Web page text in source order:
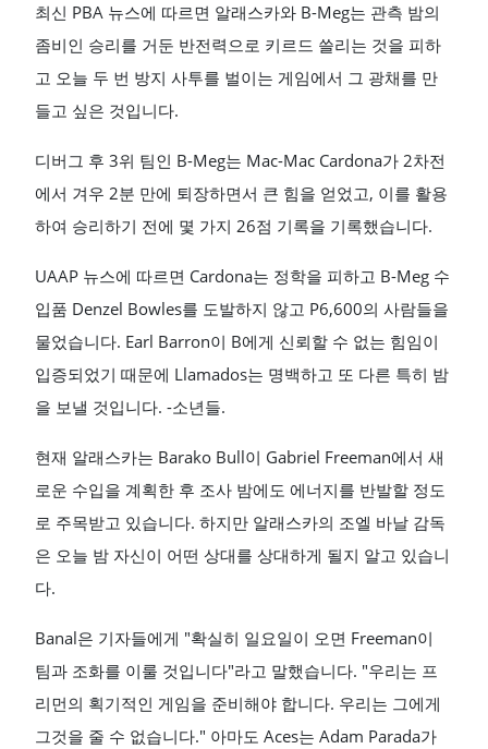
최신 PBA 뉴스에 따르면 알래스카와 B-Meg는 관측 밤의
좀비인 승리를 거둔 반전력으로 키르드 쓸리는 것을 피하
고 오늘 두 번 방지 사투를 벌이는 게임에서 그 광채를 만
들고 싶은 것입니다.
디버그 후 3위 팀인 B-Meg는 Mac-Mac Cardona가 2차전
에서 겨우 2분 만에 퇴장하면서 큰 힘을 얻었고, 이를 활용
하여 승리하기 전에 몇 가지 26점 기록을 기록했습니다.
UAAP 뉴스에 따르면 Cardona는 정학을 피하고 B-Meg 수
입품 Denzel Bowles를 도발하지 않고 P6,600의 사람들을
물었습니다. Earl Barron이 B에게 신뢰할 수 없는 힘임이
입증되었기 때문에 Llamados는 명백하고 또 다른 특히 밤
을 보낼 것입니다. -소년들.
현재 알래스카는 Barako Bull이 Gabriel Freeman에서 새
로운 수입을 계획한 후 조사 밤에도 에너지를 반발할 정도
로 주목받고 있습니다. 하지만 알래스카의 조엘 바날 감독
은 오늘 밤 자신이 어떤 상대를 상대하게 될지 알고 있습니
다.
Banal은 기자들에게 "확실히 일요일이 오면 Freeman이
팀과 조화를 이룰 것입니다"라고 말했습니다. "우리는 프
리먼의 획기적인 게임을 준비해야 합니다. 우리는 그에게
그것을 줄 수 없습니다." 아마도 Aces는 Adam Parada가